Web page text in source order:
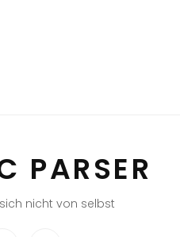
PARSER
nicht von selbst